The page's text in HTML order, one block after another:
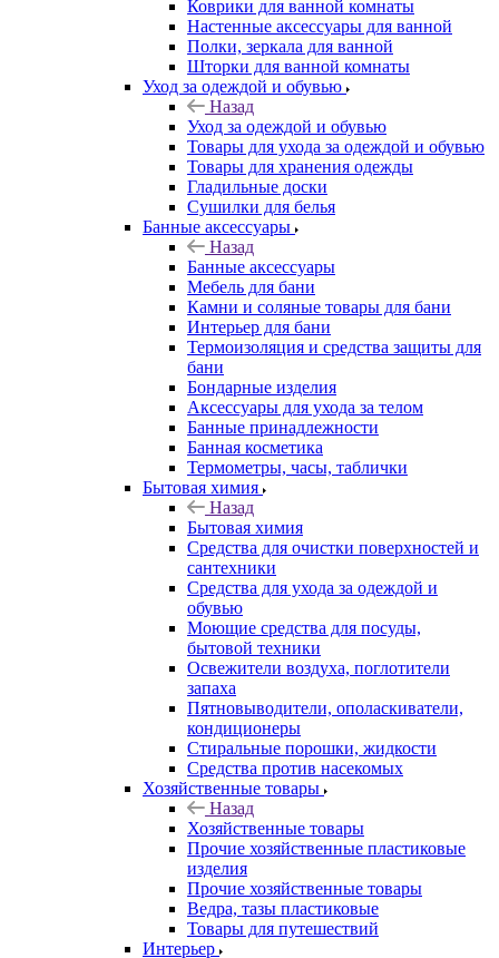
Коврики для ванной комнаты
Настенные аксессуары для ванной
Полки, зеркала для ванной
Шторки для ванной комнаты
Уход за одеждой и обувью
Назад
Уход за одеждой и обувью
Товары для ухода за одеждой и обувью
Товары для хранения одежды
Гладильные доски
Сушилки для белья
Банные аксессуары
Назад
Банные аксессуары
Мебель для бани
Камни и соляные товары для бани
Интерьер для бани
Термоизоляция и средства защиты для
бани
Бондарные изделия
Аксеcсуары для ухода за телом
Банные принадлежности
Банная косметика
Термометры, часы, таблички
Бытовая химия
Назад
Бытовая химия
Средства для очистки поверхностей и
сантехники
Средства для ухода за одеждой и
обувью
Моющие средства для посуды,
бытовой техники
Освежители воздуха, поглотители
запаха
Пятновыводители, ополаскиватели,
кондиционеры
Стиральные порошки, жидкости
Средства против насекомых
Хозяйственные товары
Назад
Хозяйственные товары
Прочие хозяйственные пластиковые
изделия
Прочие хозяйственные товары
Ведра, тазы пластиковые
Товары для путешествий
Интерьер